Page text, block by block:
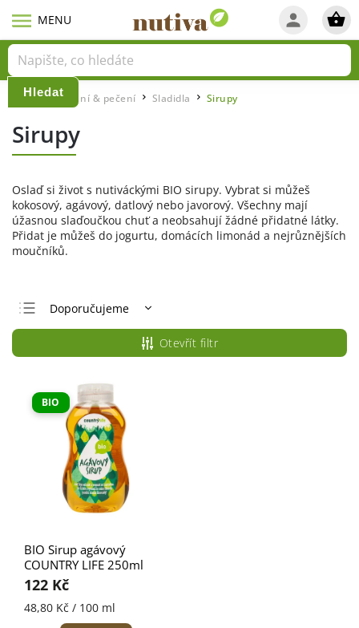
Hledat
Domů / Vaření & pečení Sladidla Sirupy
Sirupy
Oslaď si život s nutiváckými BIO sirupy. Vybrat si můžeš
kokosový, agávový, datlový nebo javorový. Všechny mají
úžasnou slaďoučkou chuť a neobsahují žádné přidatné látky.
Přidat je můžeš do jogurtu, domácích limonád a nejrůznějších
moučníků.
Doporučujeme
Nejlevnější
Nejdražší
Nejprodávanější
Abecedně
Otevřít filtr
BIO
BIO Sirup agávový
COUNTRY LIFE 250ml
122 Kč
48,80 Kč / 100 ml